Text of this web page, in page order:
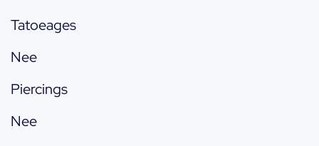
Tatoeages
Nee
Piercings
Nee